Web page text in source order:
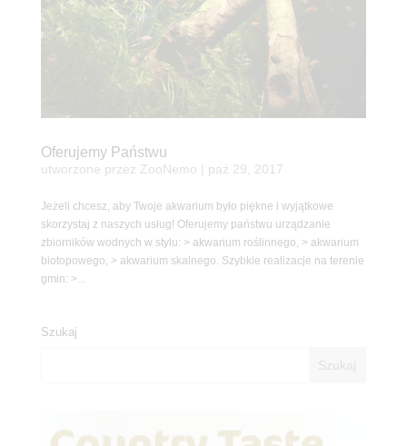
Oferujemy Państwu
utworzone przez ZooNemo paź 29, 2017
Jeżeli chcesz, aby Twoje akwarium było piękne i wyjątkowe
skorzystaj z naszych usług! Oferujemy państwu urządzanie
zbiorników wodnych w stylu: > akwarium roślinnego, > akwarium
biotopowego, > akwarium skalnego. Szybkie realizacje na terenie
gmin: >...
Szukaj